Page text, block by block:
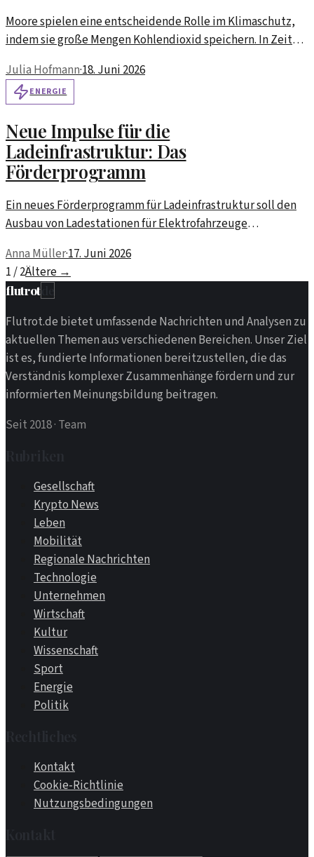
Moore spielen eine entscheidende Rolle im Klimaschutz,
indem sie große Mengen Kohlendioxid speichern. In Zeiten
Julia Hofmann·18. Juni 2026
ENERGIE
Neue Impulse für die
Ladeinfrastruktur: Das
Förderprogramm
Ein neues Förderprogramm für Ladeinfrastruktur soll den
Ausbau von Ladestationen für Elektrofahrzeuge
Anna Müller·17. Juni 2026
1 / 2Ältere→
flutrot
Flutrot.de bietet umfassende Nachrichten und Analysen zu
aktuellen Themen aus verschiedenen Bereichen. Unser Ziel
ist es, fundierte Informationen bereitzustellen, die das
Verständnis komplexer Zusammenhänge fördern und zur
informierten Meinungsbildung beitragen.
Seit 2018· Team
Gesellschaft
Krypto News
Leben
Mobilität
Regionale Nachrichten
Technologie
Unternehmen
Wirtschaft
Kultur
Wissenschaft
Sport
Energie
Politik
Kontakt
Cookie-Richtlinie
Nutzungsbedingungen